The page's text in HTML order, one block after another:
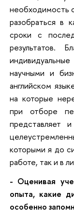
необходимость
разобраться в
сроки с
результатов.
научными и
английском
на которые
при отборе
представляет
которыми я до
работе, так и в
- Оценивая
опыта, какие
особенно